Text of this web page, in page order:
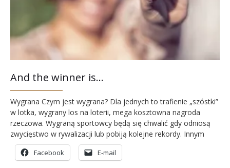
And the winner is…
Wygrana Czym jest wygrana? Dla jednych to trafienie „szóstki”
w lotka, wygrany los na loterii, mega kosztowna nagroda
rzeczowa. Wygraną sportowcy będą się chwalić gdy odniosą
zwycięstwo w rywalizacji lub pobiją kolejne rekordy. Innym
proza życia przyniesie wygraną, gdy powrócą do zdrowia,
wyjdą z nałogów, pokonają życiowe trudności albo… spełnią
Facebook E-mail